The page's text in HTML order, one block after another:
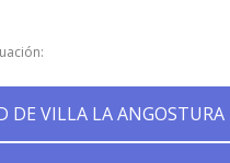
DE VILLA LA ANGOSTURA